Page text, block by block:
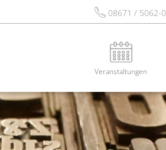
08671 / 5062-0
Veranstaltungen